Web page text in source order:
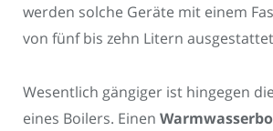
werden solche Geräte mit einem
von fünf bis zehn Litern
Wesentlich gängiger ist hingegen
eines Boilers. Einen